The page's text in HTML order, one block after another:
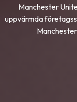
Manchester
uppvärmda